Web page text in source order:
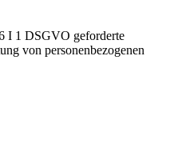
I 1 DSGVO geforderte
von personenbezogenen